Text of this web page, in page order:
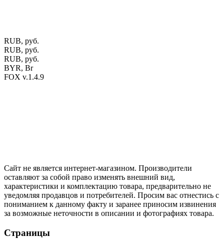
RUB, руб.
RUB, руб.
RUB, руб.
BYR, Br
FOX v.1.4.9
Сайт не является интернет-магазином. Производители
оставляют за собой право изменять внешний вид,
характеристики и комплектацию товара, предварительно не
уведомляя продавцов и потребителей. Просим вас отнестись с
пониманием к данному факту и заранее приносим извинения
за возможные неточности в описании и фотографиях товара.
Страницы